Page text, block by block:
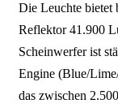
Die Leuchte bietet
Reflektor 41.900
Scheinwerfer ist
Engine (Blue/
das zwischen